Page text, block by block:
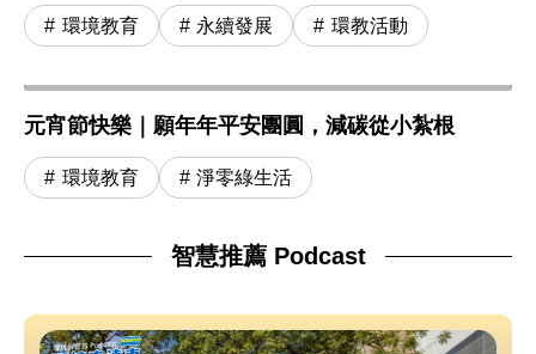
環境教育 永續發展 環教活動
元宵節快樂｜願年年平安團圓，減碳從小紮根
環境教育 淨零綠生活
智慧推薦 Podcast